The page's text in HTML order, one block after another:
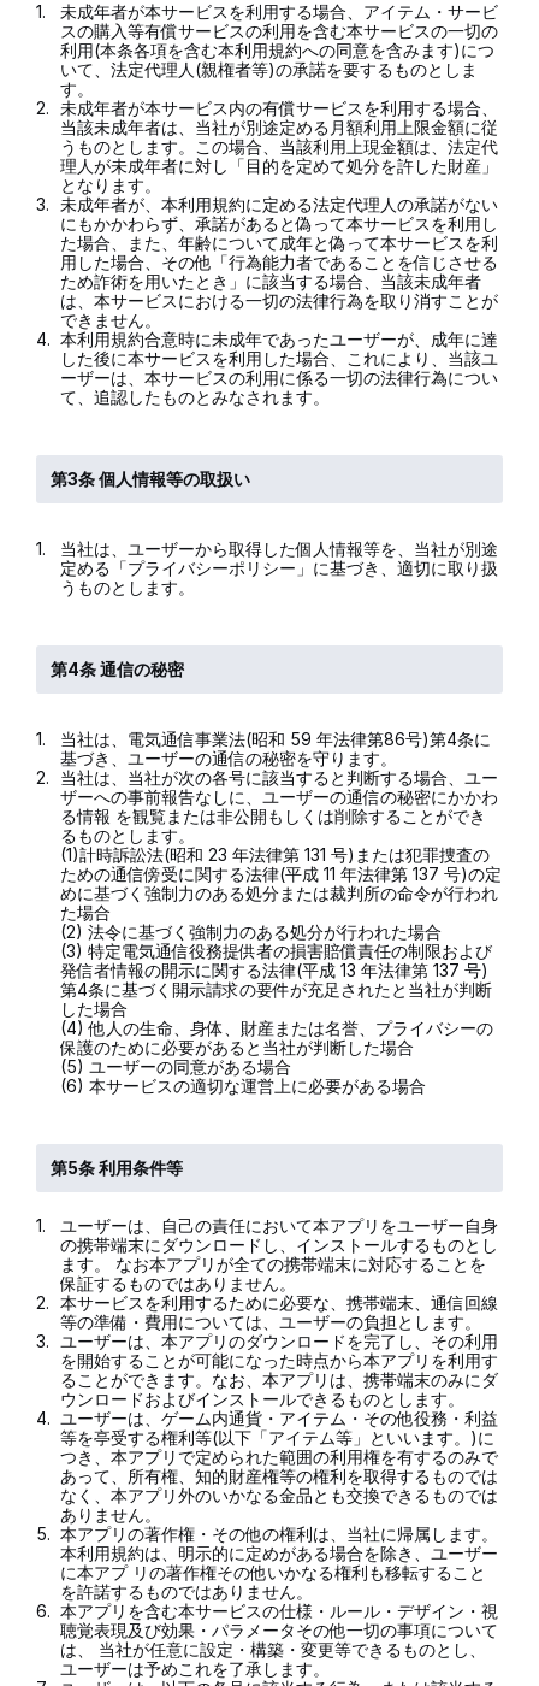
1.
未成年者が本サービスを利用する場合、アイテム・サービ
スの購入等有償サービスの利用を含む本サービスの一切の
利用(本条各項を含む本利用規約への同意を含みます)につ
いて、法定代理人(親権者等)の承諾を要するものとしま
す。
2.
未成年者が本サービス内の有償サービスを利用する場合、
当該未成年者は、当社が別途定める月額利用上限金額に従
うものとします。この場合、当該利用上現金額は、法定代
理人が未成年者に対し「目的を定めて処分を許した財産」
となります。
3.
未成年者が、本利用規約に定める法定代理人の承諾がない
にもかかわらず、承諾があると偽って本サービスを利用し
た場合、また、年齢について成年と偽って本サービスを利
用した場合、その他「行為能力者であることを信じさせる
ため詐術を用いたとき」に該当する場合、当該未成年者
は、本サービスにおける一切の法律行為を取り消すことが
できません。
4. 本利用規約合意時に未成年であったユーザーが、成年に達
した後に本サービスを利用した場合、これにより、当該ユ
ーザーは、本サービスの利用に係る一切の法律行為につい
て、追認したものとみなされます。
第3条 個人情報等の取扱い
1.
当社は、ユーザーから取得した個人情報等を、当社が別途
定める「プライバシーポリシー」に基づき、適切に取り扱
うものとします。
第4条 通信の秘密
1.
当社は、電気通信事業法(昭和 59 年法律第86号)第4条に
基づき、ユーザーの通信の秘密を守ります。
2.
当社は、当社が次の各号に該当すると判断する場合、ユー
ザーへの事前報告なしに、ユーザーの通信の秘密にかかわ
る情報 を観覧または非公開もしくは削除することができ
るものとします。
(1)計時訴訟法(昭和 23 年法律第 131 号)または犯罪捜査の
ための通信傍受に関する法律(平成 11 年法律第 137 号)の定
めに基づく強制力のある処分または裁判所の命令が行われ
た場合
(2) 法令に基づく強制力のある処分が行われた場合
(3) 特定電気通信役務提供者の損害賠償責任の制限および
発信者情報の開示に関する法律(平成 13 年法律第 137 号)
第4条に基づく開示請求の要件が充足されたと当社が判断
した場合
(4) 他人の生命、身体、財産または名誉、プライバシーの
保護のために必要があると当社が判断した場合
(5) ユーザーの同意がある場合
(6) 本サービスの適切な運営上に必要がある場合
第5条 利用条件等
1.
ユーザーは、自己の責任において本アプリをユーザー自身
の携帯端末にダウンロードし、インストールするものとし
ます。 なお本アプリが全ての携帯端末に対応することを
保証するものではありません。
2.
本サービスを利用するために必要な、携帯端末、通信回線
等の準備・費用については、ユーザーの負担とします。
3.
ユーザーは、本アプリのダウンロードを完了し、その利用
を開始することが可能になった時点から本アプリを利用す
ることができます。なお、本アプリは、携帯端末のみにダ
ウンロードおよびインストールできるものとします。
4. ユーザーは、ゲーム内通貨・アイテム・その他役務・利益
等を亭受する権利等(以下「アイテム等」といいます。)に
つき、本アプリで定められた範囲の利用権を有するのみで
あって、所有権、知的財産権等の権利を取得するものでは
なく、本アプリ外のいかなる金品とも交換できるものでは
ありません。
5. 本アプリの著作権・その他の権利は、当社に帰属します。
本利用規約は、明示的に定めがある場合を除き、ユーザー
に本アプ リの著作権その他いかなる権利も移転すること
を許諾するものではありません。
6. 本アプリを含む本サービスの仕様・ルール・デザイン・視
聴覚表現及び効果・パラメータその他一切の事項について
は、 当社が任意に設定・構築・変更等できるものとし、
ユーザーは予めこれを了承します。